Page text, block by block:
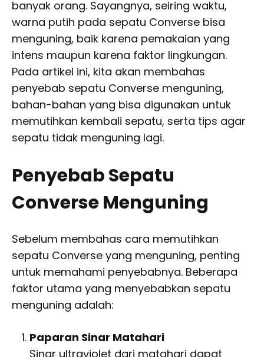
banyak orang. Sayangnya, seiring waktu,
warna putih pada sepatu Converse bisa
menguning, baik karena pemakaian yang
intens maupun karena faktor lingkungan.
Pada artikel ini, kita akan membahas
penyebab sepatu Converse menguning,
bahan-bahan yang bisa digunakan untuk
memutihkan kembali sepatu, serta tips agar
sepatu tidak menguning lagi.
Penyebab Sepatu
Converse Menguning
Sebelum membahas cara memutihkan
sepatu Converse yang menguning, penting
untuk memahami penyebabnya. Beberapa
faktor utama yang menyebabkan sepatu
menguning adalah:
Paparan Sinar Matahari
Sinar ultraviolet dari matahari dapat